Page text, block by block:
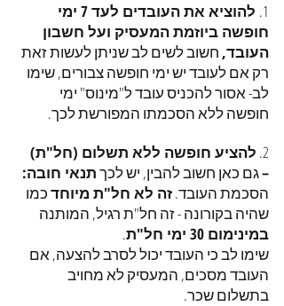
1.
להוציא את העובדים לעד 7 ימי
חופשה ביוזמת המעסיק ועל חשבון
העובד, חשוב לשים לב שניתן לעשות זאת
רק אם לעובד יש ימי חופשה צבורים, שימו
לב- אסור להכניס עובד ל"מינוס" ימי
חופשה ללא הסכמתו המפורשת לכך.
2. להציע חופשה ללא תשלום (חל"ת)
–גם כאן חשוב להבין, יש לכךתנאי חובה:
הסכמת העובד.זה לא חל"ת מיוחדכמו
שהיה בקורונה - זה חל"ת רגיל, המותנה
במינימום 30 ימי חל"ת
.
שימו לב כי העובד יכול לסרב להצעה, אם
העובד מסכים, המעסיק לא מחויב
בתשלום שכר.